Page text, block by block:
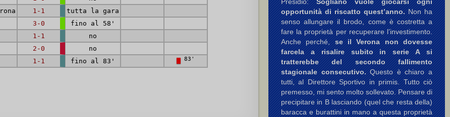
1-1
tutta la gara
3-0
fino al 58'
1-1
no
2-0
no
1-1 fino al 83' 83'
Presidio:Sogliano vuole giocarsi ogni
opportunità di riscatto quest’anno.Non ha
senso allungare il brodo, come è costretta a
fare la proprietà per recuperare l’investimento.
Anche perché,se il Verona non dovesse
farcela a risalire subito in serie A si
tratterebbe del secondo fallimento
stagionale consecutivo.Questo è chiaro a
tutti, al Direttore Sportivo in primis. Tutto ciò
premesso, mi sento molto sollevato. Pensare di
precipitare in B lasciando (quel che resta della)
baracca e burattini in mano a questa proprietà